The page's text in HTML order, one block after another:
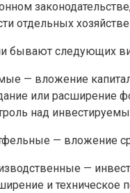
отдельных
бывают следующих
— вложение
или расширение
над
— вложение
—
и техническое